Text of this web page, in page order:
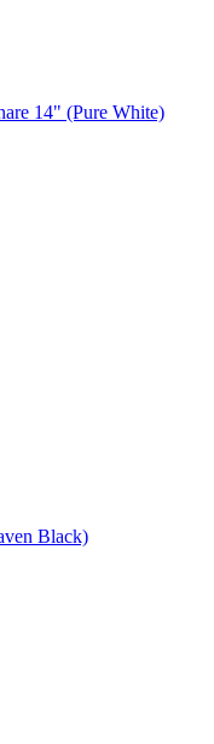
14" (Pure White)